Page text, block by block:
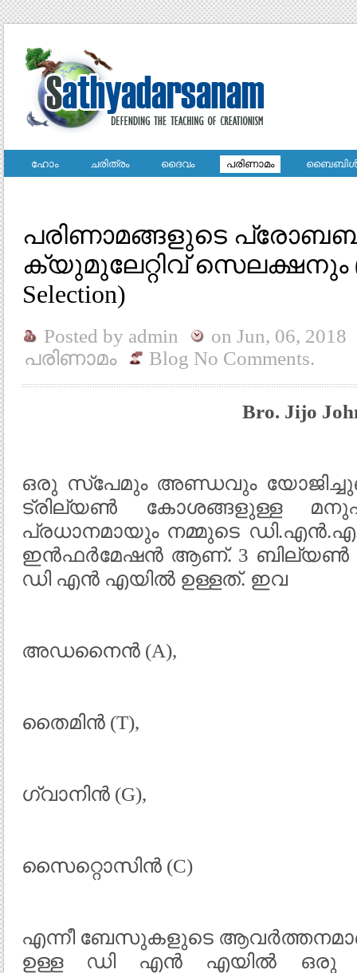
ഹോം ചരിത്രം ദൈവം പരിണാമം
പരിണാമങ്ങളുടെ
ക്യുമുലേറ്റിവ് സെലക്ഷനും
Selection)
Posted by admin on Jun, 06, 2018
പരിണാമം
Blog No Comments.
Bro. Jijo
ഒരു സ്പേമും അണ്ഡവും
ട്രില്യൺ കോശങ്ങളുള്ള
പ്രധാനമായും നമ്മുടെ
ഇൻഫർമേഷൻ ആണ്. 3 ബില്യൺ
ഡി എൻ എയിൽ ഉള്ളത്. ഇവ
അഡനൈൻ (A),
തൈമിൻ (T),
ഗ്വാനിൻ (G),
സൈറ്റൊസിൻ (C)
എന്നീ ബേസുകളുടെ
ഉള്ള ഡി എൻ എയിൽ ഒരു